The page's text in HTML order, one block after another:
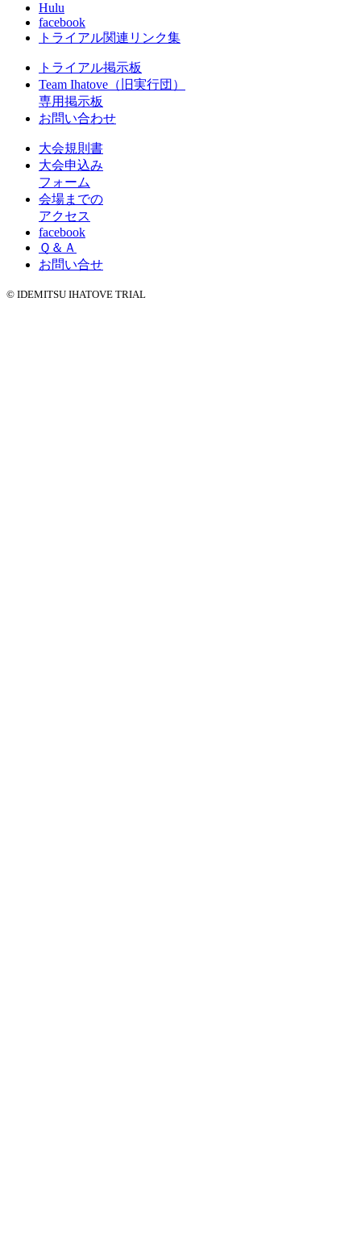
Hulu
facebook
トライアル関連リンク集
トライアル掲示板
Team Ihatove（旧実行団）
専用掲示板
お問い合わせ
大会規則書
大会申込み
フォーム
会場までの
アクセス
facebook
Ｑ＆Ａ
お問い合せ
© IDEMITSU IHATOVE TRIAL